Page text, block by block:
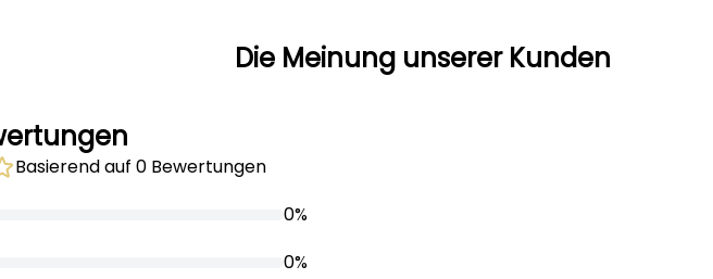
Die Meinung unserer Kunden
Basierend auf 0 Bewertungen
0%
0%